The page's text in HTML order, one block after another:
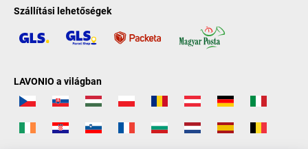
Szállítási lehetőségek
LAVONIO a világban